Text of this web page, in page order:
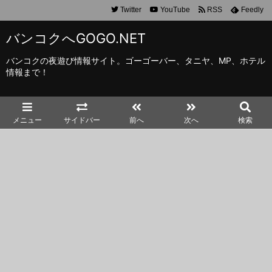
バンコクへGOGO.NET
バンコクの夜遊び情報サイト。ゴーゴーバー、タニヤ、MP、ホテル
情報まで！
メニュー サイドバー 前へ 次へ 検索
Twitter YouTube RSS Feedly